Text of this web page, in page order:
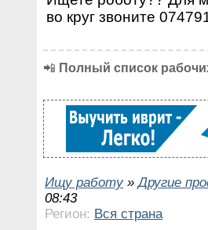
во круг звоните
📲 Полный список
Ищу работу »Другие
08:43
Регион: Вся страна